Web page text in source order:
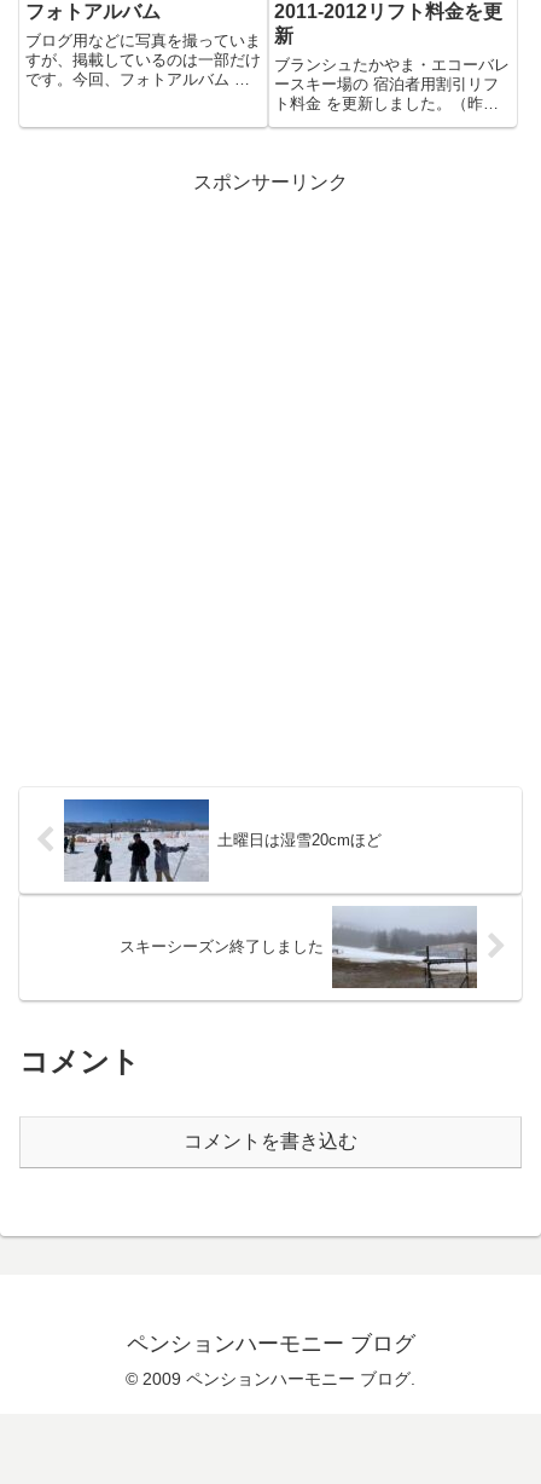
フォトアルバム
ブログ用などに写真を撮っていま
すが、掲載しているのは一部だけ
です。今回、フォトアルバム を
2011-2012リフト料金を更
新
ブランシュたかやま・エコーバレ
ースキー場の 宿泊者用割引リフ
ト料金 を更新しました。（昨年
よりもお安くなってまーす。）
スポンサーリンク
土曜日は湿雪20cmほど
スキーシーズン終了しました
コメント
コメントを書き込む
ペンションハーモニー ブログ
© 2009 ペンションハーモニー ブログ.